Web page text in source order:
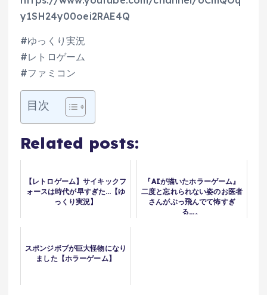
y1SH24y00oei2RAE4Q
#ゆっくり実況
#レトロゲーム
#ファミコン
目次
Related posts:
【レトロゲーム】サイキックフ
ォースは時代が早すぎた…【ゆ
っくり実況】
『AIが描いたホラーゲーム』
二度と忘れられない姿のお医者
さんがぶっ飛んでて怖すぎ
る…。
スポンジボブが巨大怪物になり
ました【ホラーゲーム】